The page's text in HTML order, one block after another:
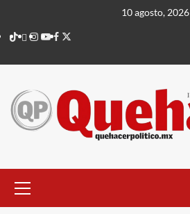
contenido
10 agosto, 2026
TikTok
threads
Instagram
Youtube
Facebook
X
principal